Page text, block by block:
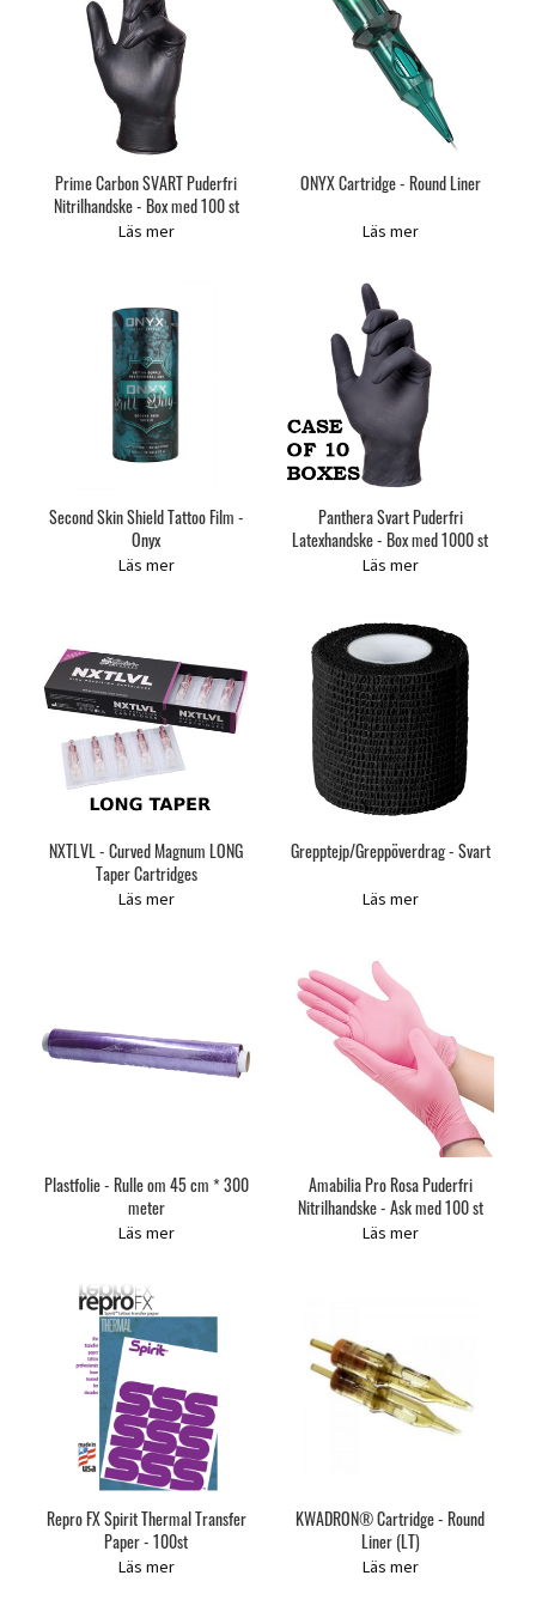
Prime Carbon SVART Puderfri
Nitrilhandske - Box med 100 st
Läs mer
ONYX Cartridge - Round Liner
Läs mer
Second Skin Shield Tattoo Film -
Onyx
Läs mer
Panthera Svart Puderfri
Latexhandske - Box med 1000 st
Läs mer
NXTLVL - Curved Magnum LONG
Taper Cartridges
Läs mer
Grepptejp/Greppöverdrag - Svart
Läs mer
Plastfolie - Rulle om 45 cm * 300
meter
Läs mer
Amabilia Pro Rosa Puderfri
Nitrilhandske - Ask med 100 st
Läs mer
Repro FX Spirit Thermal Transfer
Paper - 100st
Läs mer
KWADRON® Cartridge - Round
Liner (LT)
Läs mer